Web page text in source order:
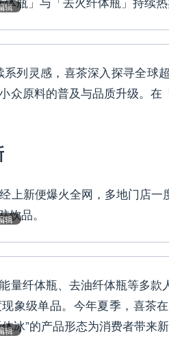
辑
列灵感，喜茶深入探寻全球
原料的普及与品质升级。
新便爆火全网，多地门店
品。
辑
纤体瓶、去油纤体瓶等多
象级单品。今年夏季，喜茶
冰”的产品形态为消费者带来
辑